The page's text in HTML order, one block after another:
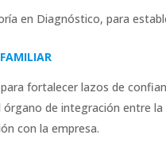
en Diagnóstico, para
fortalecer lazos de
órgano de integración entre
con la empresa.